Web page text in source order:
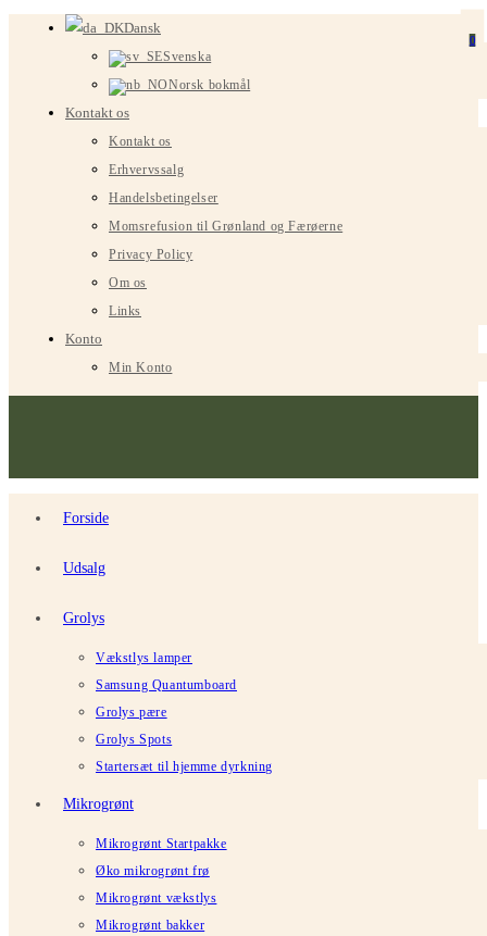
Dansk
Svenska
Norsk bokmål
Kontakt os
Kontakt os
Erhvervssalg
Handelsbetingelser
Momsrefusion til Grønland og Færøerne
Privacy Policy
Om os
Links
Konto
Min Konto
Forside
Udsalg
Grolys
Vækstlys lamper
Samsung Quantumboard
Grolys pære
Grolys Spots
Startersæt til hjemme dyrkning
Mikrogrønt
Mikrogrønt Startpakke
Øko mikrogrønt frø
Mikrogrønt vækstlys
Mikrogrønt bakker
0